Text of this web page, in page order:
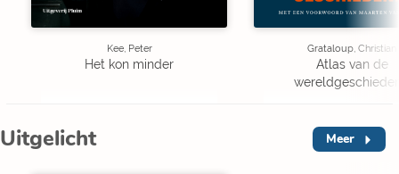
Kee, Peter
Het kon minder
Grataloup, Christian
Atlas van de
Uitgelicht Meer